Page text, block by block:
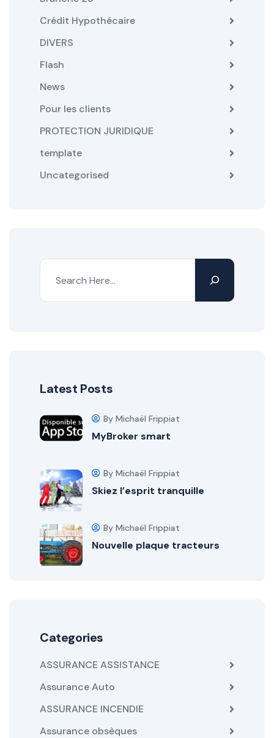
Crédit Hypothécaire
DIVERS
Flash
News
Pour les clients
PROTECTION JURIDIQUE
template
Uncategorised
Latest Posts
MyBroker smart
By Michaël Frippiat
Skiez l’esprit tranquille
By Michaël Frippiat
Nouvelle plaque tracteurs
By Michaël Frippiat
Categories
ASSURANCE ASSISTANCE
Assurance Auto
ASSURANCE INCENDIE
Assurance obsèques